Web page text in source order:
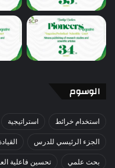
الوسوم
استخدام خرائط استراتيجية
الجزء الرئيسي للدرس
بحث علمي تحسين فاعلية